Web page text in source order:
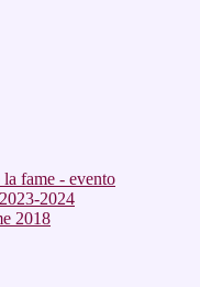
fame - evento
2024
2018